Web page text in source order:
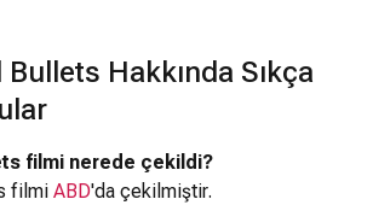
Hakkında Sıkça
filmi nerede çekildi?
filmi ABD'da çekilmiştir.